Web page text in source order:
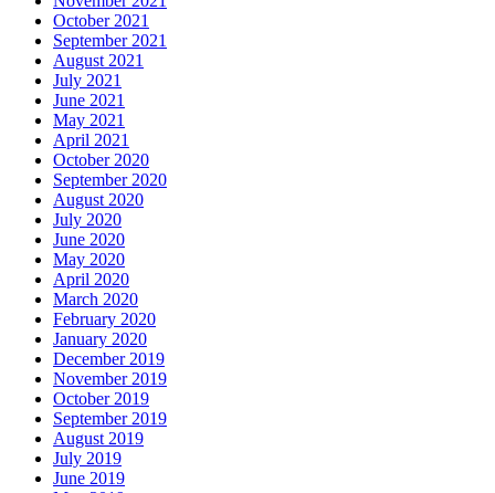
October 2021
September 2021
August 2021
July 2021
June 2021
May 2021
April 2021
October 2020
September 2020
August 2020
July 2020
June 2020
May 2020
April 2020
March 2020
February 2020
January 2020
December 2019
November 2019
October 2019
September 2019
August 2019
July 2019
June 2019